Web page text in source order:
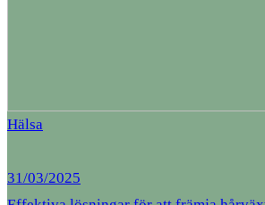
Hälsa
31/03/2025